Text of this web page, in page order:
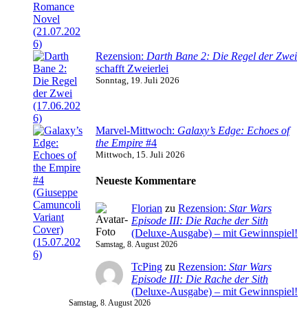
Rezension: Darth Bane 2: Die Regel der Zwei
schafft Zweierlei
Sonntag, 19. Juli 2026
Marvel-Mittwoch: Galaxy’s Edge: Echoes of
the Empire #4
Mittwoch, 15. Juli 2026
Neueste Kommentare
Florian zu Rezension: Star Wars
Episode III: Die Rache der Sith
(Deluxe-Ausgabe) – mit Gewinnspiel!
Samstag, 8. August 2026
TcPing zu Rezension: Star Wars
Episode III: Die Rache der Sith
(Deluxe-Ausgabe) – mit Gewinnspiel!
Samstag, 8. August 2026